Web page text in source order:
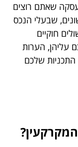
שאתם רוצים
שבעלי הנכס
חוקיים
עליהן, הערות
שלכם